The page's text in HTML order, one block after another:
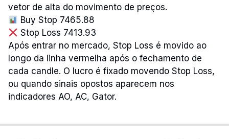
vetor de alta do movimento de preços.
Buy Stop 7465.88
Stop Loss 7413.93
Após entrar no mercado, Stop Loss é movido ao
longo da linha vermelha após o fechamento de
cada candle. O lucro é fixado movendo Stop Loss,
ou quando sinais opostos aparecem nos
indicadores AO, AC, Gator.